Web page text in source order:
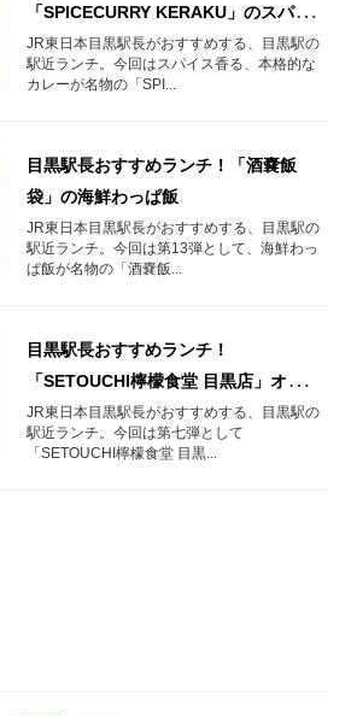
「SPICECURRY KERAKU」のスパイ
スカレー
JR東日本目黒駅長がおすすめする、目黒駅の
駅近ランチ。今回はスパイス香る、本格的な
カレーが名物の「SPI...
目黒駅長おすすめランチ！「酒嚢飯
袋」の海鮮わっぱ飯
JR東日本目黒駅長がおすすめする、目黒駅の
駅近ランチ。今回は第13弾として、海鮮わっ
ぱ飯が名物の「酒嚢飯...
目黒駅長おすすめランチ！
「SETOUCHI檸檬食堂 目黒店」オリジ
ナルコンビプレート
JR東日本目黒駅長がおすすめする、目黒駅の
駅近ランチ。今回は第七弾として
「SETOUCHI檸檬食堂 目黒...